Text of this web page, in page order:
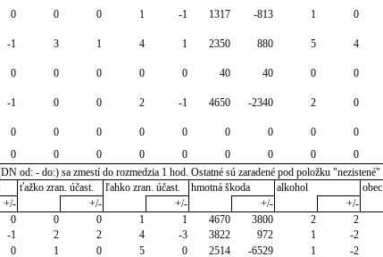
0 0 0 1 -1 1317 -813 1 0
-1 3 1 4 1 2350 880 5 4
0 0 0 0 0 40 40 0 0
-1 0 0 2 -1 4650 -2340 2 0
0 0 0 0 0 0 0 0 0
0 0 0 0 0 0 0 0 0
od: - do:) sa zmestí do rozmedzia 1 hod. Ostatné sú zaradené pod položku "nezistené"
ťažko zran. účast. ľahko zran. účast. hmotná škoda alkohol
obec
+/- +/- +/- +/- +/-
0 0 0 1 1 4670 3800 2 2
-1 2 2 4 -3 3822 972 1 -2
0 1 0 5 0 2514 -6529 1 -2